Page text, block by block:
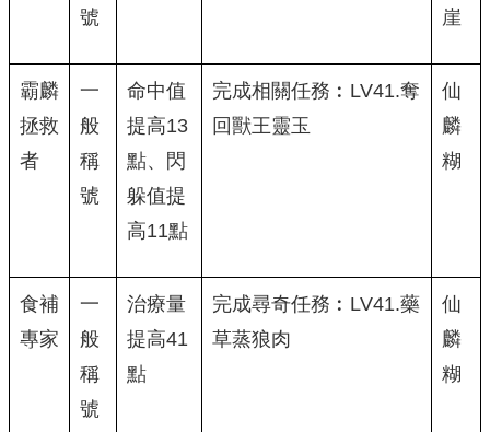
號
崖
霸麟
拯救
者
一
般
稱
號
命中值
提高13
點、閃
躲值提
高11點
完成相關任務︰LV41.奪
回獸王靈玉
仙
麟
糊
食補
專家
一
般
稱
號
治療量
提高41
點
完成尋奇任務︰LV41.藥
草蒸狼肉
仙
麟
糊